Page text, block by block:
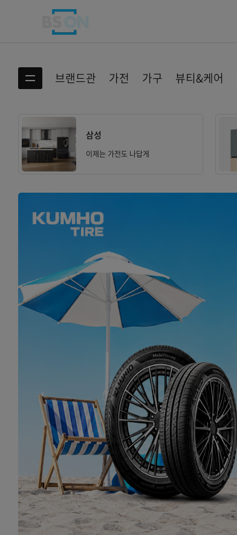
전체카테고리 보기 브랜드관 가전 가구 뷰티&케어
가전
홈인테리어
취미/레저/헬스
자동차용품
삼성
이제는 가전도 나답게